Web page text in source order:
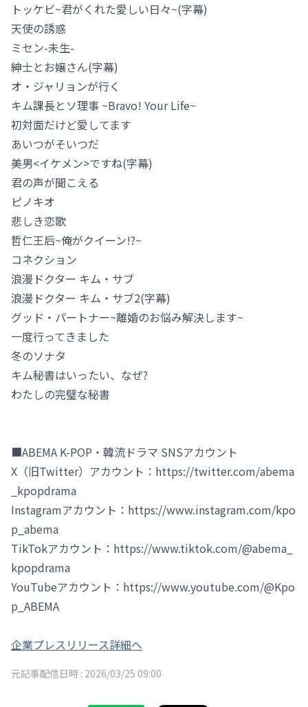
トッケビ~君がくれた愛しい日々~(字幕)
天使の誘惑
ミセン-未生-
紳士とお嬢さん(字幕)
オ・ジャリョンが行く
キム課長とソ理事 ~Bravo! Your Life~
初対面だけど愛してます
あいつがそいつだ
美男<イケメン>ですね(字幕)
君の声が聞こえる
ピノキオ
悲しき恋歌
哲仁王后~俺がクイーン!?~
コネクション
浪漫ドクター キム・サブ
浪漫ドクター キム・サブ2(字幕)
グッド・パートナー~離婚のお悩み解決します~
一度行ってきました
冬のソナタ
キム秘書はいったい、なぜ?
わたしの完璧な秘書
■ABEMA K-POP・韓流ドラマ SNSアカウント
X（旧Twitter）アカウント：https://twitter.com/abema
_kpopdrama
Instagramアカウント：https://www.instagram.com/kpo
p_abema
TikTokアカウント：https://www.tiktok.com/@abema_
kpopdrama
YouTubeアカウント：https://www.youtube.com/@Kpo
p_ABEMA
企業プレスリリース詳細へ
元記事配信日時 : 2026/03/25 09:00